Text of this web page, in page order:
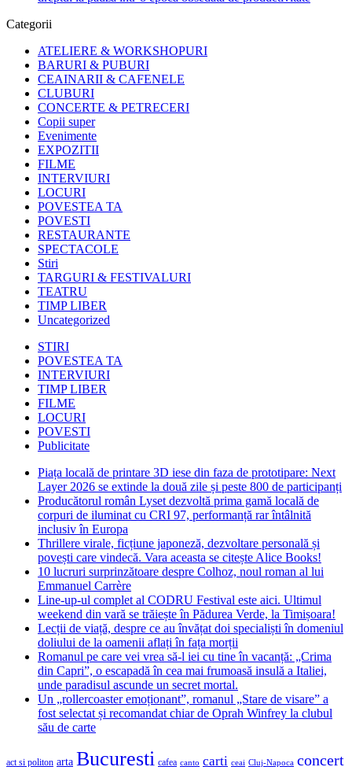
Categorii
ATELIERE & WORKSHOPURI
BARURI & PUBURI
CEAINARII & CAFENELE
CLUBURI
CONCERTE & PETRECERI
Copii super
Evenimente
EXPOZITII
FILME
INTERVIURI
LOCURI
POVESTEA TA
POVESTI
RESTAURANTE
SPECTACOLE
Stiri
TARGURI & FESTIVALURI
TEATRU
TIMP LIBER
Uncategorized
STIRI
POVESTEA TA
INTERVIURI
TIMP LIBER
FILME
LOCURI
POVESTI
Publicitate
Piața locală de printare 3D iese din faza de prototipare: Next
Layer 2026 se extinde la două zile și peste 800 de participanți
Producătorul român Lyset dezvoltă prima gamă locală de
corpuri de iluminat cu CRI 97, performanță rar întâlnită
inclusiv în Europa
Thrillere virale, ficțiune japoneză, dezvoltare personală și
povești care vindecă. Vara aceasta se citește Alice Books!
10 lucruri surprinzătoare despre Colhoz, noul roman al lui
Emmanuel Carrère
Line-up-ul complet al CODRU Festival este aici. Ultimul
weekend din vară se trăiește în Pădurea Verde, la Timișoara!
Lecții de viață, despre ce au învățat doi specialiști în domeniul
doliului de la oamenii aflați în fața morții
Romanul pe care vei vrea să-l iei cu tine în vacanță: „Crima
din Capri”, o escapadă în cea mai frumoasă insulă a Italiei,
unde paradisul ascunde un secret mortal.
Un „rollercoaster emoționant”, romanul „Stare de visare” a
fost selectat și recomandat chiar de Oprah Winfrey la clubul
său de carte
act si politon arta Bucuresti cafea canto carti ceai Cluj-Napoca concert